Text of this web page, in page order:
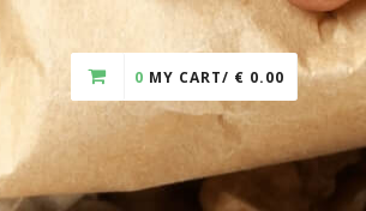
0 MY CART/ € 0.00